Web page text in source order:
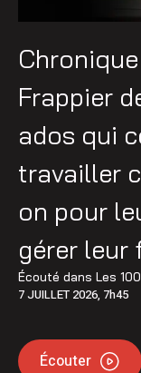
Frappier
ados qui
travailler
on pour
gérer leur
Écouté dans Les
7 JUILLET 2026, 7h45
Écouter